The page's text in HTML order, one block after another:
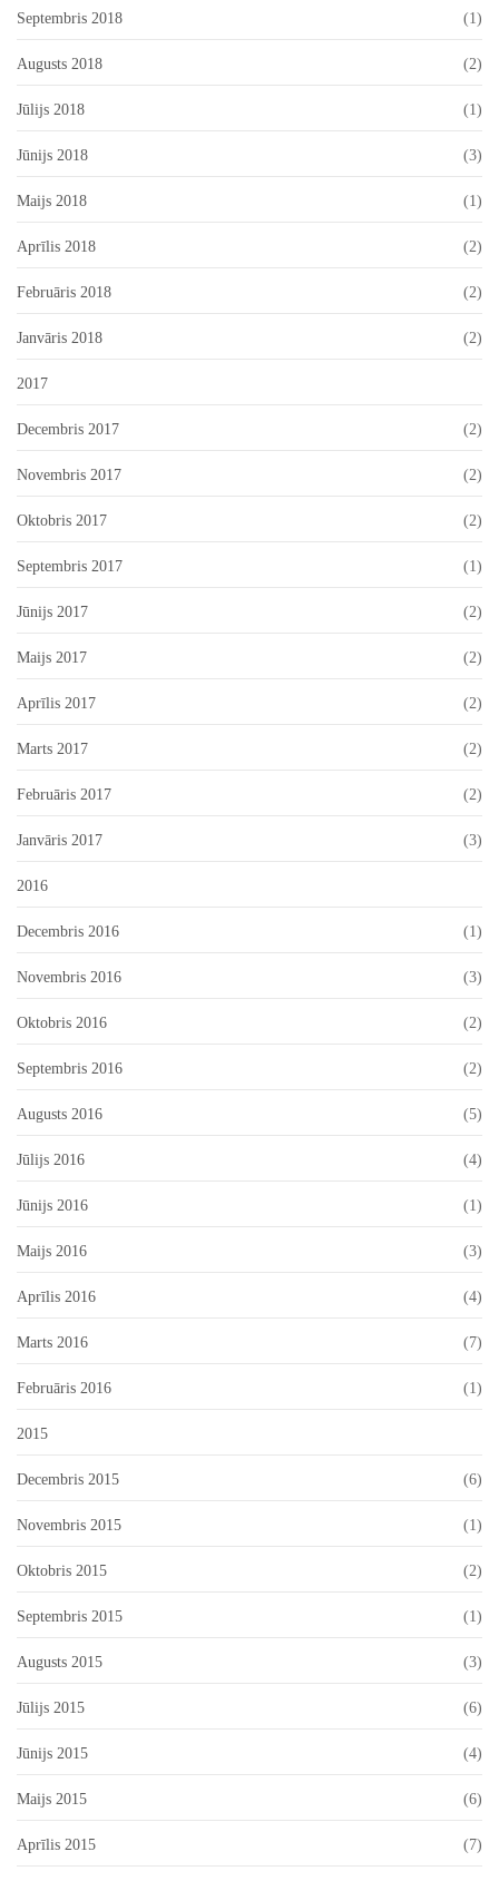
Septembris 2018 (1)
Augusts 2018 (2)
Jūlijs 2018 (1)
Jūnijs 2018 (3)
Maijs 2018 (1)
Aprīlis 2018 (2)
Februāris 2018 (2)
Janvāris 2018 (2)
2017
Decembris 2017 (2)
Novembris 2017 (2)
Oktobris 2017 (2)
Septembris 2017 (1)
Jūnijs 2017 (2)
Maijs 2017 (2)
Aprīlis 2017 (2)
Marts 2017 (2)
Februāris 2017 (2)
Janvāris 2017 (3)
2016
Decembris 2016 (1)
Novembris 2016 (3)
Oktobris 2016 (2)
Septembris 2016 (2)
Augusts 2016 (5)
Jūlijs 2016 (4)
Jūnijs 2016 (1)
Maijs 2016 (3)
Aprīlis 2016 (4)
Marts 2016 (7)
Februāris 2016 (1)
2015
Decembris 2015 (6)
Novembris 2015 (1)
Oktobris 2015 (2)
Septembris 2015 (1)
Augusts 2015 (3)
Jūlijs 2015 (6)
Jūnijs 2015 (4)
Maijs 2015 (6)
Aprīlis 2015 (7)